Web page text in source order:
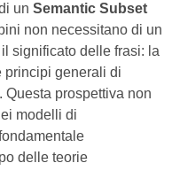
un Semantic Subset
non necessitano di un
significato delle frasi: la
principi generali di
prospettiva non
modelli di
delle teorie